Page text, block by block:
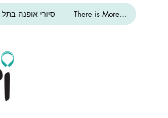
סיורי אופנה There is More...